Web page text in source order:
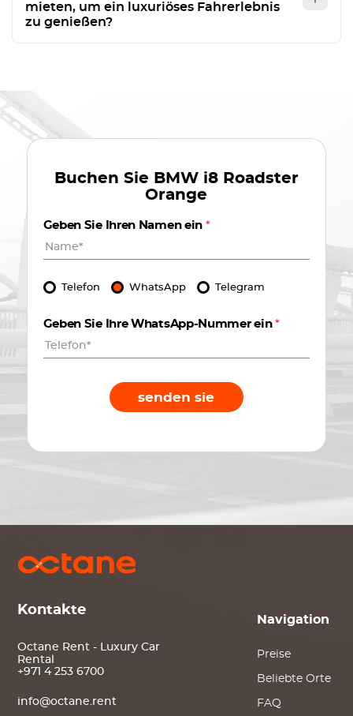
mieten, um ein luxuriöses Fahrerlebnis
zu genießen?
Buchen Sie BMW i8 Roadster
Orange
Geben Sie Ihren Namen ein *
Telefon WhatsApp Telegram
Geben Sie Ihre WhatsApp-Nummer ein*
senden sie
Kontakte
Octane Rent - Luxury Car
Rental
+971 4 253 6700
info@octane.rent
Navigation
Preise
Beliebte Orte
FAQ